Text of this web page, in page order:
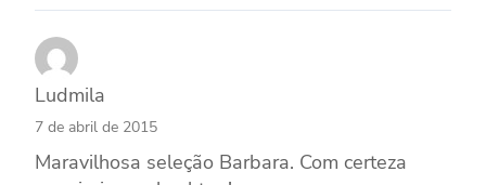
Ludmila
7 de abril de 2015
Maravilhosa seleção Barbara. Com certeza